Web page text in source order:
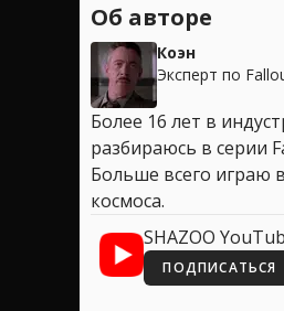
Об авторе
Коэн
Эксперт по
Более 16 лет в
разбираюсь в серии
Больше всего играю
космоса.
SHAZOO
ПОДПИСАТЬСЯ